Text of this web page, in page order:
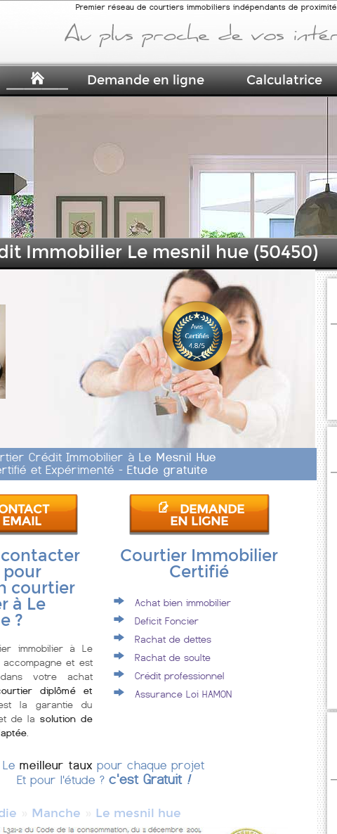
Immobilier Le mesnil hue (50450)
Crédit Immobilier àLe Mesnil Hue
et Expérimenté -Etude gratuite
EMAIL
DEMANDE
EN LIGNE
pour
courtier
à Le
?
immobilier à Le
et est
votre achat
diplômé et
la garantie du
de la solution de
Courtier Immobilier
Certifié
Achat bien immobilier
Deficit Foncier
Rachat de dettes
Rachat de soulte
Crédit professionnel
Assurance Loi HAMON
Le meilleur taux pour chaque projet
Et pour l'étude ?c'est Gratuit !
Manche Le mesnil hue
150 000 euros
Premier réseau de courtiers immobiliers indépendants de proximité
Demande en ligne Calculatrice